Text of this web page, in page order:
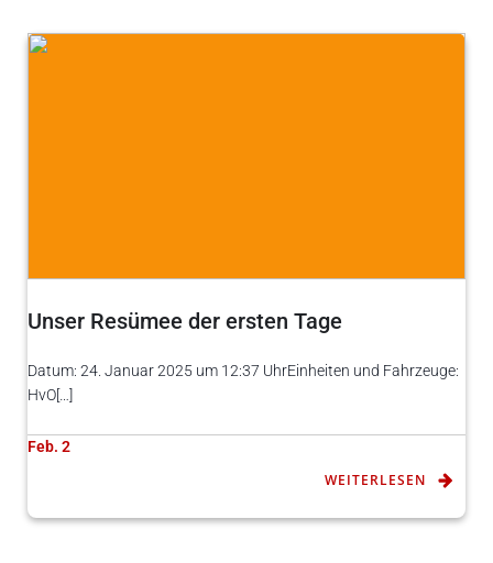
Unser Resümee der ersten Tage
Datum: 24. Januar 2025 um 12:37 UhrEinheiten und Fahrzeuge:
HvO[…]
Feb. 2
WEITERLESEN